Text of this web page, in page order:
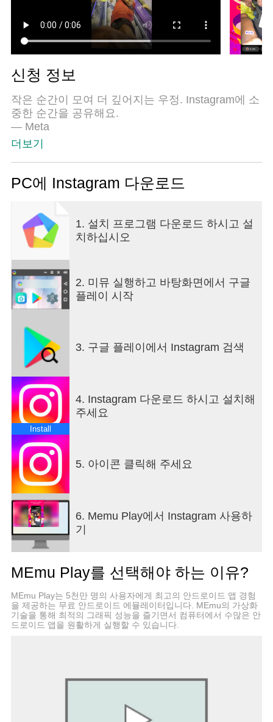
신청 정보
작은 순간이 모여 더 깊어지는 우정. Instagram에 소
중한 순간을 공유해요.
— Meta
심사를 탐색하고 평범한 일상부터 인생의 특별한 순
간까지 다양한 소식을 게시할 수 있습니다.
여러분이 무엇을 하고 어떤 것을 좋아하는지 다른
사람과 공유하세요.
- 스토리를 통해 빠르게 친구들의 소식을 접하세요.
단, 스토리는 24시간이 지나면 사라집니다.
- 그룹 채팅을 시작해 친한 친구와 다양한 순간을 꾸
밈없이 공유하세요.
- 피드에서 최근 있었던 일이나 여행에서 만든 추억
- 인스타그램 릴스로 일상을 영화처럼 바꿔 보고, 짧
고 재미있는 동영상을 발견해보세요.
- 전용 템플릿, 음악, 스티커, 필터로 게시물을 마음
껏 꾸며보세요.
다양한 관심사에 푹 빠져보세요.
- 좋아하는 크리에이터의 영상을 시청하고 관심사에
꼭 맞춘 새로운 콘텐츠를 발견하세요.
- 탐색 탭에서 새로운 계정의 사진과 동영상을 둘러
보고 영감을 얻으세요.
- 브랜드와 소규모 비즈니스를 발견하고 나만의 스
타일에 맞는 제품을 구매하세요.
일부 Instagram 기능은 일부 국가 또는 지역에서만
제공됩니다.
약관 및 정책 -
소비자 건강 개인정보처리방침:
https://privacycenter.instagram.com/policies/health
**기기 권한**
로 앱에 다음 권한 중 하나가 필요해질 때, 권한 허용
Instagram 앱에서 이용하는 권한에 대한 이해를 돕
더보기
PC에 Instagram 다운로드
1. 설치 프로그램 다운로드 하시고 설
치하십시오
2. 미뮤 실행하고 바탕화면에서 구글
플레이 시작
3. 구글 플레이에서 Instagram 검색
Install
4. Instagram 다운로드 하시고 설치해
주세요
5. 아이콘 클릭해 주세요
6. Memu Play에서 Instagram 사용하
기
MEmu Play를 선택해야 하는 이유?
MEmu Play는 5천만 명의 사용자에게 최고의 안드로이드 앱 경험
을 제공하는 무료 안드로이드 에뮬레이터입니다. MEmu의 가상화
기술을 통해 최적의 그래픽 성능을 즐기면서 컴퓨터에서 수많은 안
드로이드 앱을 원활하게 실행할 수 있습니다.